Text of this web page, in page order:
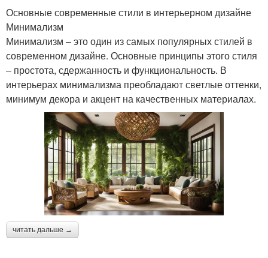
Основные современные стили в интерьерном дизайне
Минимализм
Минимализм – это один из самых популярных стилей в
современном дизайне. Основные принципы этого стиля
– простота, сдержанность и функциональность. В
интерьерах минимализма преобладают светлые оттенки,
минимум декора и акцент на качественных материалах.
читать дальше →